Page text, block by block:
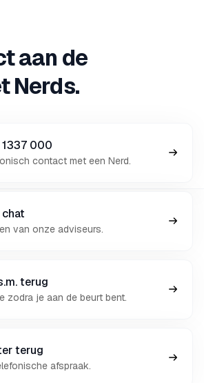
aan de
Nerds.
000
contact met een Nerd.
van onze adviseurs.
terug
zodra je aan de beurt bent.
terug
afspraak.